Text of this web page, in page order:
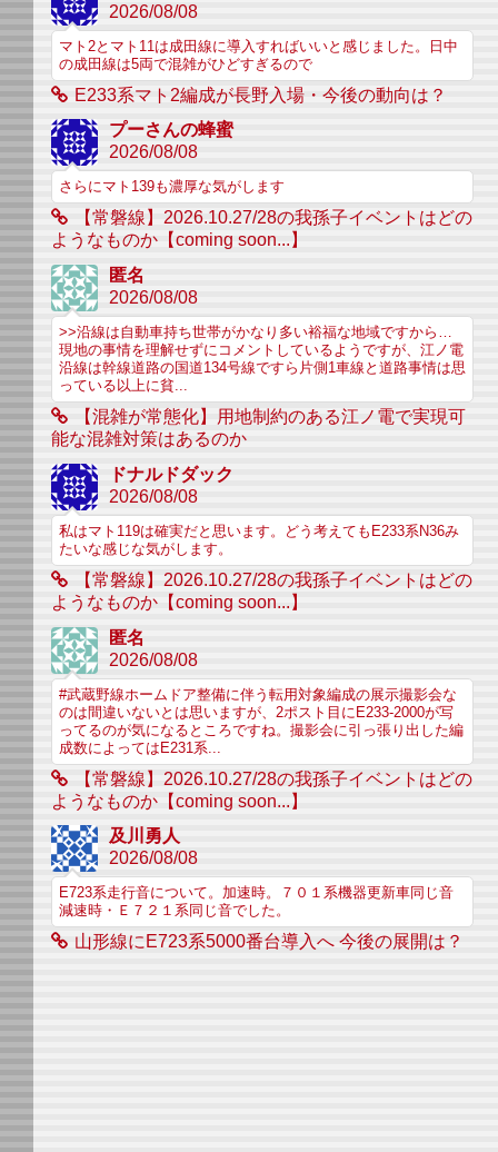
2026/08/08
マト2とマト11は成田線に導入すればいいと感じました。日中
の成田線は5両で混雑がひどすぎるので
E233系マト2編成が長野入場・今後の動向は？
プーさんの蜂蜜
2026/08/08
さらにマト139も濃厚な気がします
【常磐線】2026.10.27/28の我孫子イベントはどの
ようなものか【coming soon...】
匿名
2026/08/08
>>沿線は自動車持ち世帯がかなり多い裕福な地域ですから…
現地の事情を理解せずにコメントしているようですが、江ノ電
沿線は幹線道路の国道134号線ですら片側1車線と道路事情は思
っている以上に貧...
【混雑が常態化】用地制約のある江ノ電で実現可
能な混雑対策はあるのか
ドナルドダック
2026/08/08
私はマト119は確実だと思います。どう考えてもE233系N36み
たいな感じな気がします。
【常磐線】2026.10.27/28の我孫子イベントはどの
ようなものか【coming soon...】
匿名
2026/08/08
#武蔵野線ホームドア整備に伴う転用対象編成の展示撮影会な
のは間違いないとは思いますが、2ポスト目にE233-2000が写
ってるのが気になるところですね。撮影会に引っ張り出した編
成数によってはE231系...
【常磐線】2026.10.27/28の我孫子イベントはどの
ようなものか【coming soon...】
及川勇人
2026/08/08
E723系走行音について。加速時。７０１系機器更新車同じ音
減速時・Ｅ７２１系同じ音でした。
山形線にE723系5000番台導入へ 今後の展開は？